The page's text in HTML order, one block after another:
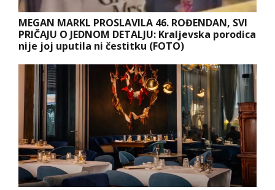
MEGAN MARKL PROSLAVILA 46. ROĐENDAN, SVI
PRIČAJU O JEDNOM DETALJU: Kraljevska porodica
nije joj uputila ni čestitku (FOTO)